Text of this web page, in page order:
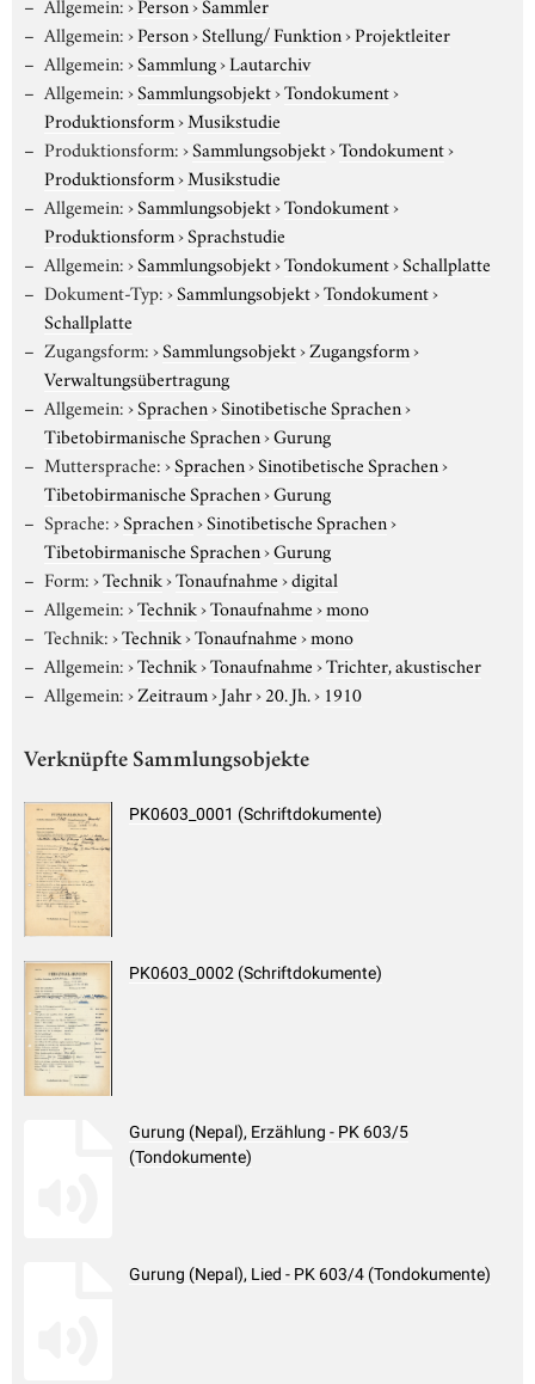
Allgemein:›Person›Stellung/ Funktion›Projektleiter
Allgemein:›Sammlung›Lautarchiv
Allgemein:›Sammlungsobjekt›Tondokument›
Produktionsform›Musikstudie
Produktionsform:›Sammlungsobjekt›Tondokument›
Produktionsform›Musikstudie
Allgemein:›Sammlungsobjekt›Tondokument›
Produktionsform›Sprachstudie
Allgemein:›Sammlungsobjekt›Tondokument›Schallplatte
Dokument-Typ:›Sammlungsobjekt›Tondokument›
Schallplatte
Zugangsform:›Sammlungsobjekt›Zugangsform›
Verwaltungsübertragung
Allgemein:›Sprachen›Sinotibetische Sprachen›
Tibetobirmanische Sprachen›Gurung
Muttersprache:›Sprachen›Sinotibetische Sprachen›
Tibetobirmanische Sprachen›Gurung
Sprache:›Sprachen›Sinotibetische Sprachen›
Tibetobirmanische Sprachen›Gurung
Form:›Technik›Tonaufnahme›digital
Allgemein:›Technik›Tonaufnahme›mono
Technik:›Technik›Tonaufnahme›mono
Allgemein:›Technik›Tonaufnahme›Trichter, akustischer
Allgemein:›Zeitraum›Jahr›20. Jh.› 1910
Verknüpfte Sammlungsobjekte
PK0603_0001 (Schriftdokumente)
PK0603_0002 (Schriftdokumente)
Gurung (Nepal), Erzählung - PK 603/5
(Tondokumente)
Gurung (Nepal), Lied - PK 603/4 (Tondokumente)